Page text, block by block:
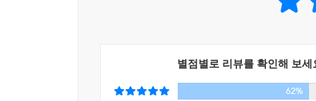
별점별로 리뷰를 확인해 보세
62%